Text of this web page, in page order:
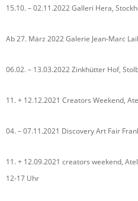
15.10. – 02.11.2022 Galleri Hera,
Ab 27. März 2022 Galerie Jean-Marc
06.02. – 13.03.2022 Zinkhütter Hof,
11. + 12.12.2021 Creators Weekend,
04. – 07.11.2021 Discovery Art Fair
11. + 12.09.2021 creators weekend,
12-17 Uhr